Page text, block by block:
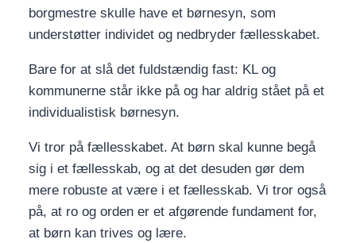
borgmestre skulle have et børnesyn, som
understøtter individet og nedbryder fællesskabet.
Bare for at slå det fuldstændig fast: KL og
kommunerne står ikke på og har aldrig stået på et
individualistisk børnesyn.
Vi tror på fællesskabet. At børn skal kunne begå
sig i et fællesskab, og at det desuden gør dem
mere robuste at være i et fællesskab. Vi tror også
på, at ro og orden er et afgørende fundament for,
at børn kan trives og lære.